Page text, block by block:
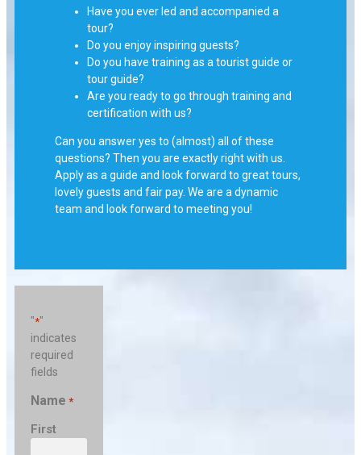
Have you ever led and accompanied a
tour?
Do you enjoy inspiring guests?
Do you have training as a tourist guide or
tour guide?
Are you ready to go through training and
certification with us?
Can you answer yes to (almost) all of these
questions? Then you are exactly right with us.
Apply as a guide and look forward to great tours,
lovely guests and fair pay. We are a dynamic
team and look forward to meeting you!
"*"
indicates
required
fields
Name *
First